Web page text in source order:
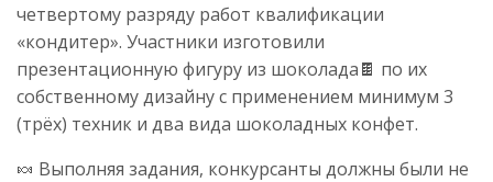
четвертому разряду работ квалификации
«кондитер». Участники изготовили
презентационную фигуру из шоколада🍫 по их
собственному дизайну с применением минимум 3
(трёх) техник и два вида шоколадных конфет.
🍬 Выполняя задания, конкурсанты должны были не